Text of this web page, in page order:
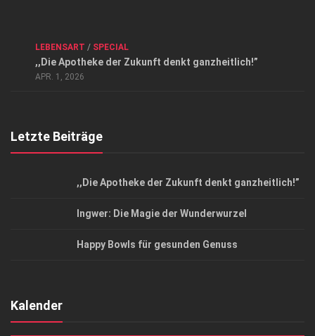
Datenschutzerklärung
Top Magazin Dresden / Ostsachsen
LEBENSART / SPECIAL
,,Die Apotheke der Zukunft denkt ganzheitlich!”
APR. 1, 2026
Letzte Beiträge
,,Die Apotheke der Zukunft denkt ganzheitlich!”
Ingwer: Die Magie der Wunderwurzel
Happy Bowls für gesunden Genuss
Kalender